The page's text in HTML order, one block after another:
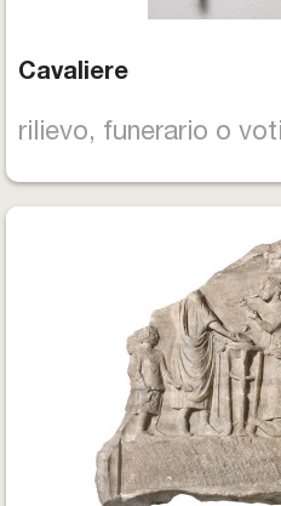
Cavaliere
rilievo, funerario o